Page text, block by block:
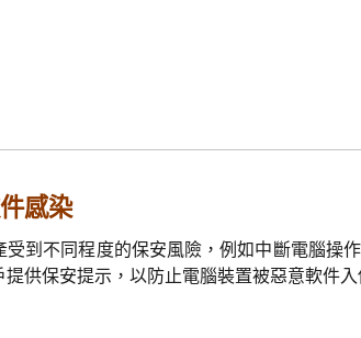
感染
到不同程度的保安風險，例如中斷電腦操
供保安提示，以防止電腦裝置被惡意軟件入